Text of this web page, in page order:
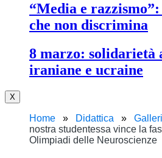
“media e razzismo”: l’informazione
che non discrimina
8 marzo: solidarietà alle donne
iraniane e ucraine
X
Home Didattica
nostra studentessa vince la
Olimpiadi delle Neuroscienze